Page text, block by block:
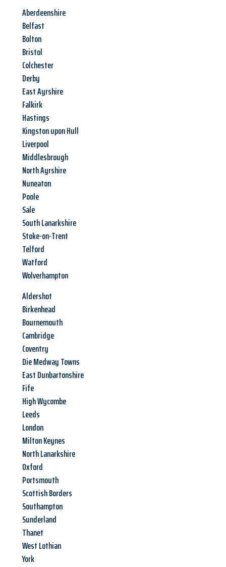
Aberdeenshire
Belfast
Bolton
Bristol
Colchester
Derby
East Ayrshire
Falkirk
Hastings
Kingston upon Hull
Liverpool
Middlesbrough
North Ayrshire
Nuneaton
Poole
Sale
South Lanarkshire
Stoke-on-Trent
Telford
Watford
Wolverhampton
Aldershot
Birkenhead
Bournemouth
Cambridge
Coventry
Die Medway Towns
East Dunbartonshire
Fife
High Wycombe
Leeds
London
Milton Keynes
North Lanarkshire
Oxford
Portsmouth
Scottish Borders
Southampton
Sunderland
Thanet
West Lothian
York